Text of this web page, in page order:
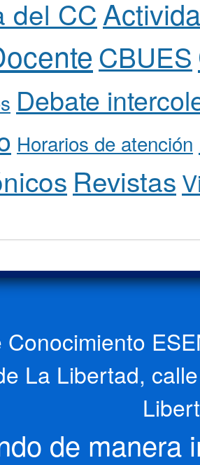
del CC
CBUES
Debate
Horarios de atención
Revistas
Conocimiento
La Libertad,
de manera